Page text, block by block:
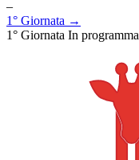
–
1° Giornata →
1° Giornata In programma